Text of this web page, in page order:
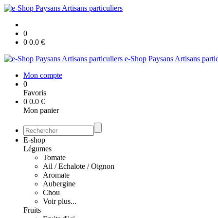
0
0 0.0 €
e-Shop Paysans Artisans
Mon compte
0
Favoris
0 0.0 €
Mon panier
E-shop
Légumes
Tomate
Ail / Echalote / Oignon
Aromate
Aubergine
Chou
Voir plus...
Fruits